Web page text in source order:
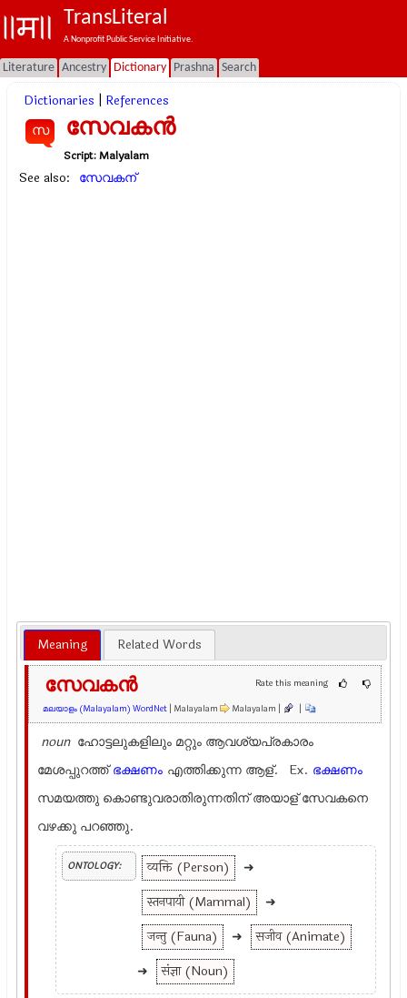
TransLiteral
A Nonprofit Public Service Initiative.
Literature Ancestry Dictionary Prashna Search
Dictionaries References
സ സേവകന്‍
Script:Malyalam
See also: സേവകന്
Meaning Related Words
Rate this meaning
സേവകന്‍
മലയാളം (Malayalam) WordNet | Malayalam Malayalam | |
noun ഹോട്ടലുകളിലും മറ്റും ആവശ്യപ്രകാരം
മേശപ്പുറത്ത്ഭക്ഷണം എത്തിക്കുന്ന ആള്. Ex. ഭക്ഷണം
സമയത്തു കൊണ്ടുവരാതിരുന്നതിന് അയാള് സേവകനെ
വഴക്കു പറഞ്ഞു.
ONTOLOGY: व्यक्ति (Person)
➜
स्तनपायी (Mammal)
➜
जन्तु (Fauna)
➜
सजीव (Animate)
➜
संज्ञा (Noun)